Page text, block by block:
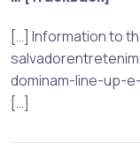
[…] Information to
dominam-line-up-
[…]